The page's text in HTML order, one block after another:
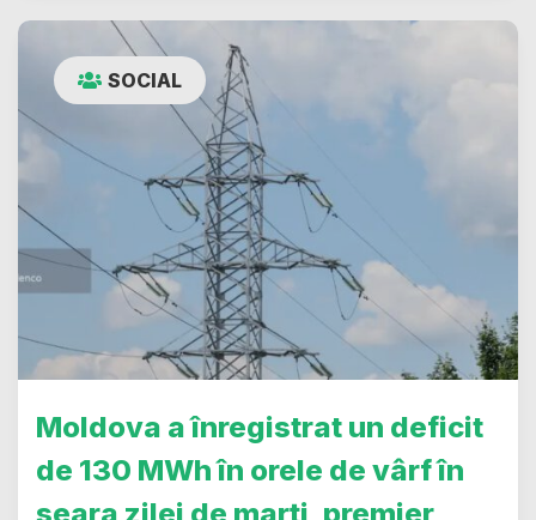
SOCIAL
Moldova a înregistrat un deficit
de 130 MWh în orele de vârf în
seara zilei de marți, premier